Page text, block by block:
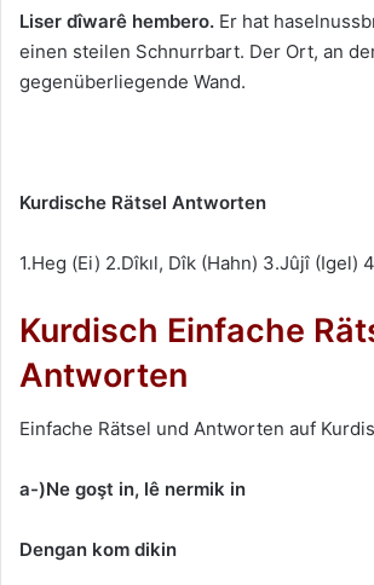
Liser dîwarê hembero. Er hat
einen steilen Schnurrbart. Der Ort, an
gegenüberliegende Wand.
Kurdische Rätsel Antworten
1.Heg (Ei) 2.Dîkıl, Dîk (Hahn) 3.Jûjî (Igel)
Kurdisch Einfache
Antworten
Einfache Rätsel und Antworten auf
a-)Ne goşt in, lê nermik in
Dengan kom dikin